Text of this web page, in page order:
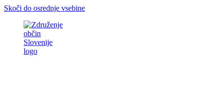
Skoči do osrednje vsebine